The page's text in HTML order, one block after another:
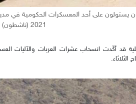
2021 (ناشطون)
قد أكّدت انسحاب عشرات العربات والآليات